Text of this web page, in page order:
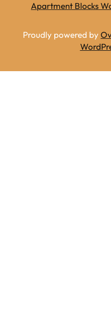
Apartment Blocks
Proudly powered by